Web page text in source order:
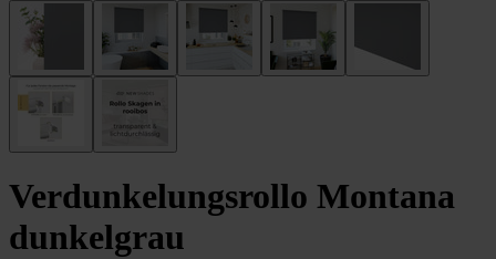
Verdunkelungs­rollo Montana
dunkelgrau